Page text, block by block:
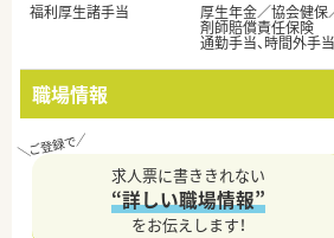
福利厚生諸手当
厚生年金／協会健
剤師賠償責任保険
通勤手当、時間外手当
職場情報
求人票に書ききれない
“詳しい職場情報”
をお伝えします！